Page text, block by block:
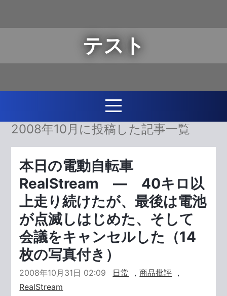
テスト
2008年10月に投稿した記事一覧
本日の電動自転車
RealStream ― 40キロ以
上走り続けたが、最後は電池
が点滅しはじめた、そして
会議をキャンセルした（14
枚の写真付き）
2008年10月31日 02:09 日常 ，商品批評 ，
RealStream